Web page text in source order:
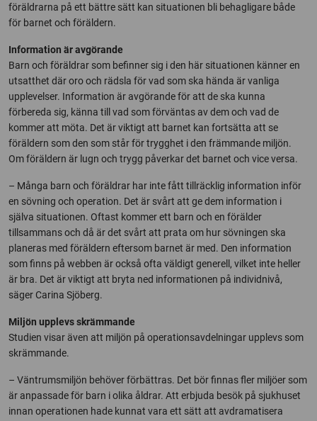
föräldrarna på ett bättre sätt kan situationen bli behagligare både
för barnet och föräldern.
Information är avgörande
Barn och föräldrar som befinner sig i den här situationen känner en
utsatthet där oro och rädsla för vad som ska hända är vanliga
upplevelser. Information är avgörande för att de ska kunna
förbereda sig, känna till vad som förväntas av dem och vad de
kommer att möta. Det är viktigt att barnet kan fortsätta att se
föräldern som den som står för trygghet i den främmande miljön.
Om föräldern är lugn och trygg påverkar det barnet och vice versa.
– Många barn och föräldrar har inte fått tillräcklig information inför
en sövning och operation. Det är svårt att ge dem information i
själva situationen. Oftast kommer ett barn och en förälder
tillsammans och då är det svårt att prata om hur sövningen ska
planeras med föräldern eftersom barnet är med. Den information
som finns på webben är också ofta väldigt generell, vilket inte heller
är bra. Det är viktigt att bryta ned informationen på individnivå,
säger Carina Sjöberg.
Miljön upplevs skrämmande
Studien visar även att miljön på operationsavdelningar upplevs som
skrämmande.
– Väntrumsmiljön behöver förbättras. Det bör finnas fler miljöer som
är anpassade för barn i olika åldrar. Att erbjuda besök på sjukhuset
innan operationen hade kunnat vara ett sätt att avdramatisera